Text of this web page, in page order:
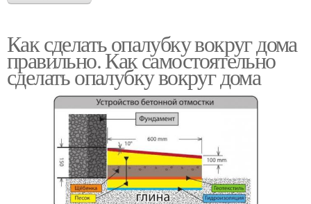
Как сделать опалубку вокруг дома
правильно. Как самостоятельно
сделать опалубку вокруг дома